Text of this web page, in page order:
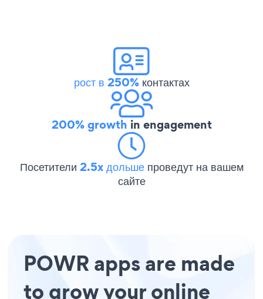
рост в 250%контактах
200% growth in engagement
Посетители 2.5x дольше проведут на вашем
сайте
POWR apps are made
to grow your online